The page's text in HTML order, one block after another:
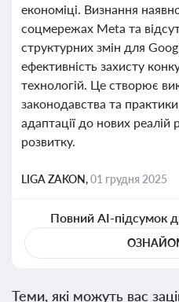
економіці. Визнання
соцмережах Meta та
структурних змін для
ефективність захисту
технологій. Це створює
законодавства та
адаптації до нових реалій
розвитку.
LIGA ZAKON,01 грудня 2025
Повний AI-підсумок
Теми, які можуть вас